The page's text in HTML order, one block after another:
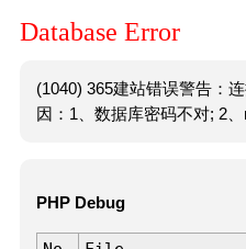
Database Error
(1040) 365建站错误警告：
因：1、数据库密码不对; 2、
PHP Debug